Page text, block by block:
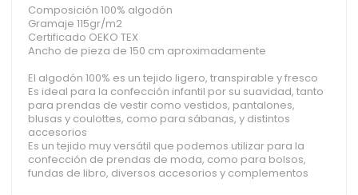
Composición 100% algodón
Gramaje 115gr/m2
Certificado OEKO TEX
Ancho de pieza de 150 cm aproximadamente
El algodón 100% es un tejido ligero, transpirable y fresco
Es ideal para la confección infantil por su suavidad, tanto
para prendas de vestir como vestidos, pantalones,
blusas y coulottes, como para sábanas, y distintos
accesorios
Es un tejido muy versátil que podemos utilizar para la
confección de prendas de moda, como para bolsos,
fundas de libro, diversos accesorios y complementos